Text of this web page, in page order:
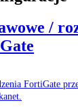
/
FortiGate